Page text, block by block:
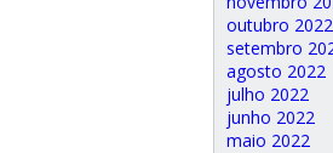
outubro 2022
setembro
agosto 2022
julho 2022
junho 2022
maio 2022